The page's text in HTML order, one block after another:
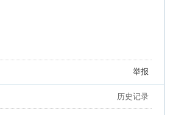
举报
历史记录